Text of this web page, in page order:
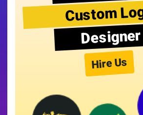
Custom
Designer
Hire Us